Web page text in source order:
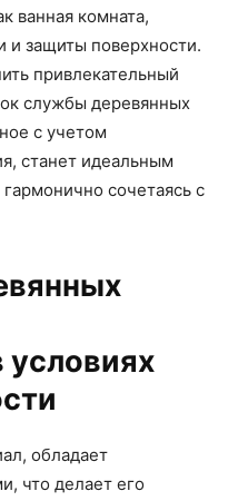
ванная комната,
и защиты поверхности.
привлекательный
службы деревянных
с учетом
станет идеальным
сочетаясь с
условиях
обладает
что делает его